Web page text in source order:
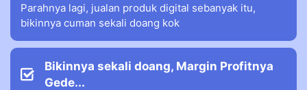
Parahnya lagi, jualan produk digital sebanyak itu,
bikinnya cuman sekali doang kok
Bikinnya sekali doang, Margin Profitnya
Gede...